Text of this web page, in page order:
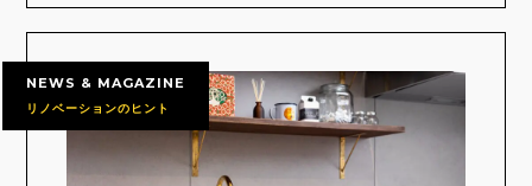
NEWS & MAGAZINE
リノベーションのヒント